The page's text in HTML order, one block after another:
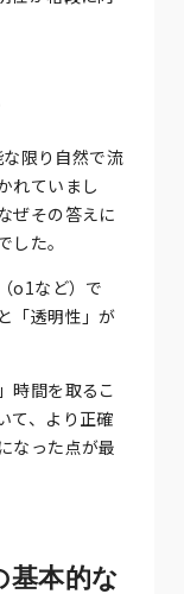
限り自然で流
れていまし
ぜその答えに
た。
o1など）で
「透明性」が
時間を取るこ
て、より正確
なった点が最
基本的な